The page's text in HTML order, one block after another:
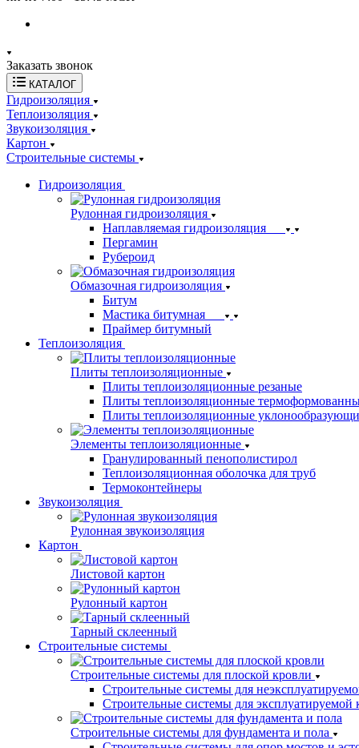
Заказать звонок
КАТАЛОГ
Гидроизоляция
Теплоизоляция
Звукоизоляция
Картон
Строительные системы
Гидроизоляция
Рулонная гидроизоляция
Наплавляемая гидроизоляция
Пергамин
Рубероид
Обмазочная гидроизоляция
Битум
Мастика битумная
Праймер битумный
Теплоизоляция
Плиты теплоизоляционные
Плиты теплоизоляционные резаные
Плиты теплоизоляционные
Плиты теплоизоляционные
Элементы теплоизоляционные
Гранулированный пенополистирол
Теплоизоляционная оболочка для труб
Термоконтейнеры
Звукоизоляция
Рулонная звукоизоляция
Картон
Листовой картон
Рулонный картон
Тарный склеенный
Строительные системы
Строительные системы для плоской кровли
Строительные системы для
Строительные системы для эксплуатируемой
Строительные системы для фундамента и пола